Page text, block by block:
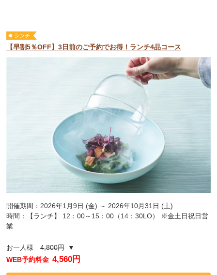
【早割5％OFF】3日前のご予約でお得！ランチ4品コース
開催期間：2026年1月9日 (金) ～ 2026年10月31日 (土)
時間：【ランチ】 12：00～15：00（14：30LO） ※金土日祝日営
業
お一人様4,800円▼
WEB予約料金 4,560円